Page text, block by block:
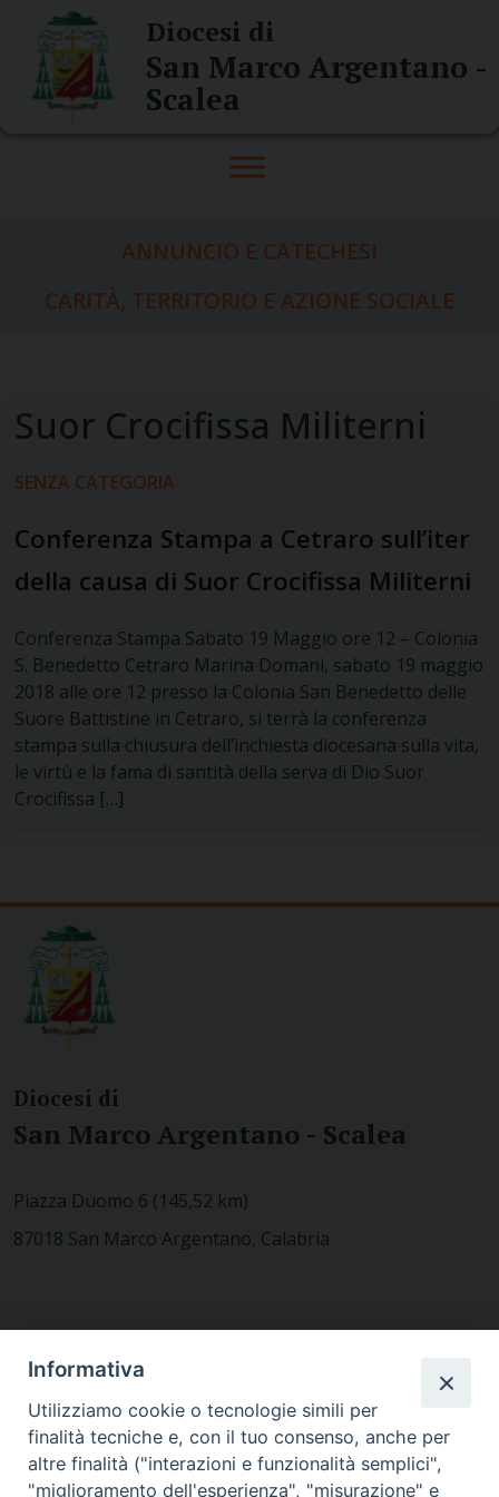
content
Diocesi di
San Marco Argentano -
Scalea
ANNUNCIO E CATECHESI
CARITÀ, TERRITORIO E AZIONE SOCIALE
SENZA CATEGORIA
Conferenza Stampa a Cetraro sull’iter
della causa di Suor Crocifissa Militerni
Conferenza Stampa Sabato 19 Maggio ore 12 – Colonia
S. Benedetto Cetraro Marina Domani, sabato 19 maggio
2018 alle ore 12 presso la Colonia San Benedetto delle
Suore Battistine in Cetraro, si terrà la conferenza
stampa sulla chiusura dell’inchiesta diocesana sulla vita,
le virtù e la fama di santità della serva di Dio Suor
Crocifissa […]
Diocesi di
San Marco Argentano - Scalea
Piazza Duomo 6 (145,52 km)
87018 San Marco Argentano, Calabria
MODULISTICA
Informativa
Utilizziamo cookie o tecnologie simili per
finalità tecniche e, con il tuo consenso, anche per
altre finalità ("interazioni e funzionalità semplici",
"miglioramento dell'esperienza", "misurazione" e